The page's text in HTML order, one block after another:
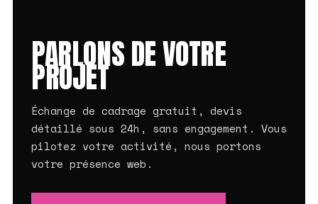
PARLONS DE VOTRE
PROJET
Échange de cadrage gratuit, devis
détaillé sous 24h, sans engagement. Vous
pilotez votre activité, nous portons
votre présence web.